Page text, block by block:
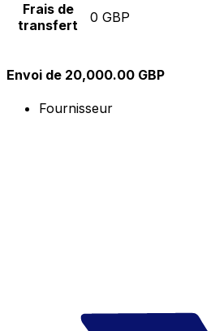
Frais de
transfert
0 GBP
Envoi de 20,000.00 GBP
Fournisseur